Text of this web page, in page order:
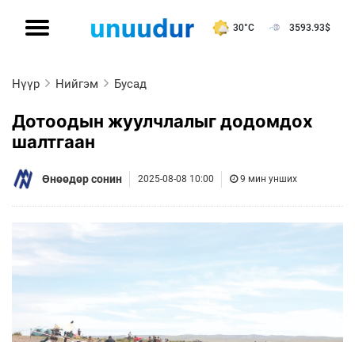
30°C 3593.93$
Нүүр Нийгэм Бусад
Дотоодын жуулчлалыг додомдох
шалтгаан
Өнөөдөр сонин 2025-08-08 10:00 9 мин унших